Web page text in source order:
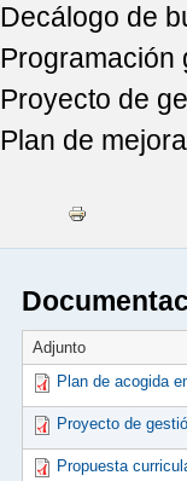
Decálogo de
Programación
Proyecto de
Plan de mejora
Adjunto
Plan de acogida
Proyecto de
Propuesta